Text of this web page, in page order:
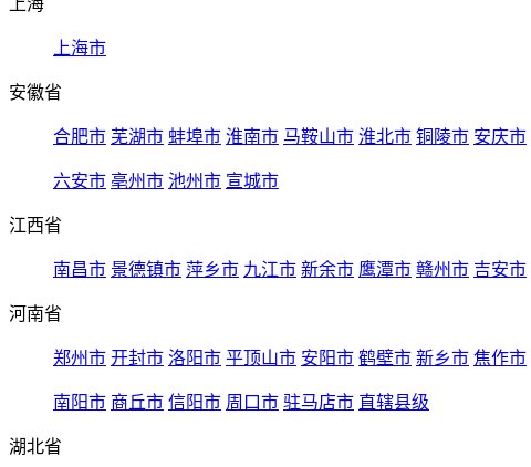
上海
上海市
安徽省
合肥市 芜湖市 蚌埠市 淮南市 马鞍山市 淮北市 铜陵市 安庆市
六安市 亳州市 池州市 宣城市
江西省
南昌市 景德镇市 萍乡市 九江市 新余市 鹰潭市 赣州市 吉安市
河南省
郑州市 开封市 洛阳市 平顶山市 安阳市 鹤壁市 新乡市 焦作市
南阳市 商丘市 信阳市 周口市 驻马店市 直辖县级
湖北省